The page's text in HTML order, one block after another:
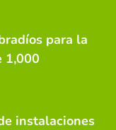
para la
1,000
instalaciones